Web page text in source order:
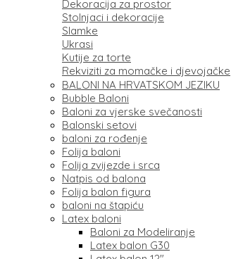
Dekoracija za prostor
Stolnjaci i dekoracije
Slamke
Ukrasi
Kutije za torte
Rekviziti za momačke i djevojačke
BALONI NA HRVATSKOM JEZIKU
Bubble Baloni
Baloni za vjerske svečanosti
Balonski setovi
baloni za rođenje
Folija baloni
Folija zvijezde i srca
Natpis od balona
Folija balon figura
baloni na štapiću
Latex baloni
Baloni za Modeliranje
Latex balon G30